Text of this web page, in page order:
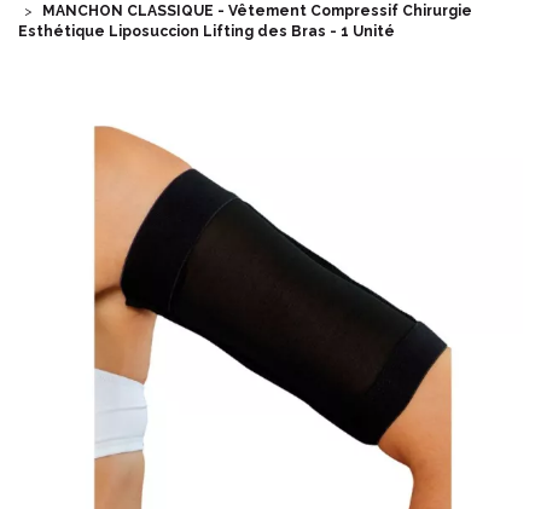
MANCHON CLASSIQUE - Vêtement Compressif Chirurgie
Esthétique Liposuccion Lifting des Bras - 1 Unité